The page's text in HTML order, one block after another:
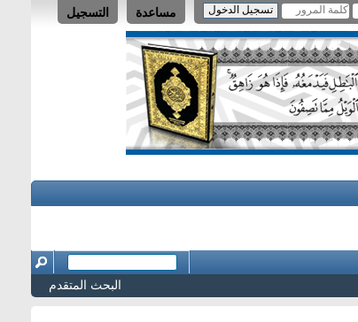
التسجيل مساعدة
البحث المتقدم